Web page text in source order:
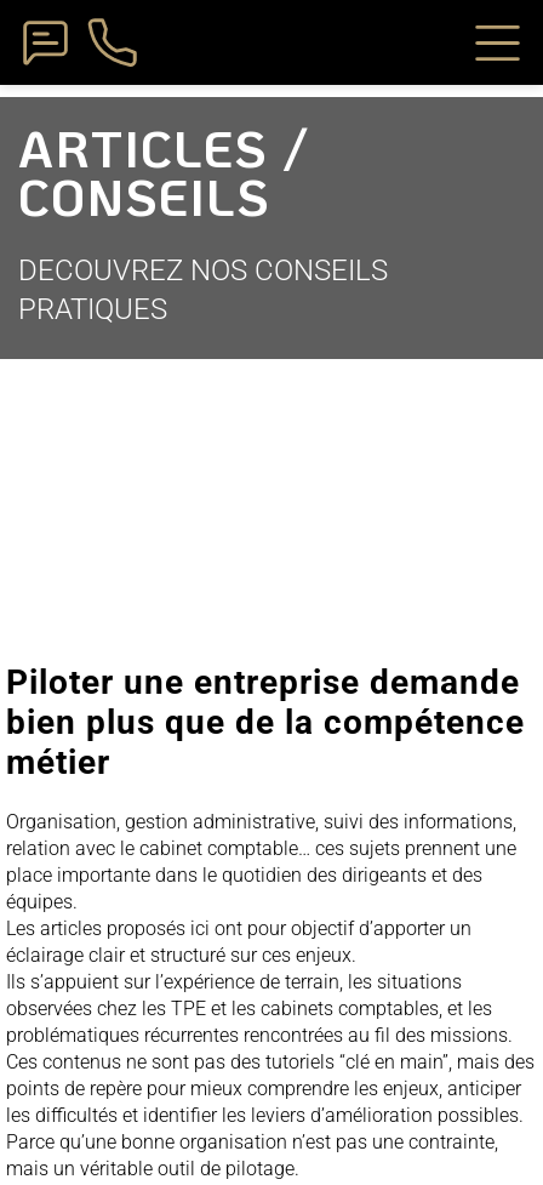
ARTICLES /
CONSEILS
DECOUVREZ NOS CONSEILS
PRATIQUES
Piloter une entreprise demande
bien plus que de la compétence
métier
Organisation, gestion administrative, suivi des informations,
relation avec le cabinet comptable… ces sujets prennent une
place importante dans le quotidien des dirigeants et des
équipes.
Les articles proposés ici ont pour objectif d’apporter un
éclairage clair et structuré sur ces enjeux.
Ils s’appuient sur l’expérience de terrain, les situations
observées chez les TPE et les cabinets comptables, et les
problématiques récurrentes rencontrées au fil des missions.
Ces contenus ne sont pas des tutoriels “clé en main”, mais des
points de repère pour mieux comprendre les enjeux, anticiper
les difficultés et identifier les leviers d’amélioration possibles.
Parce qu’une bonne organisation n’est pas une contrainte,
mais un véritable outil de pilotage.